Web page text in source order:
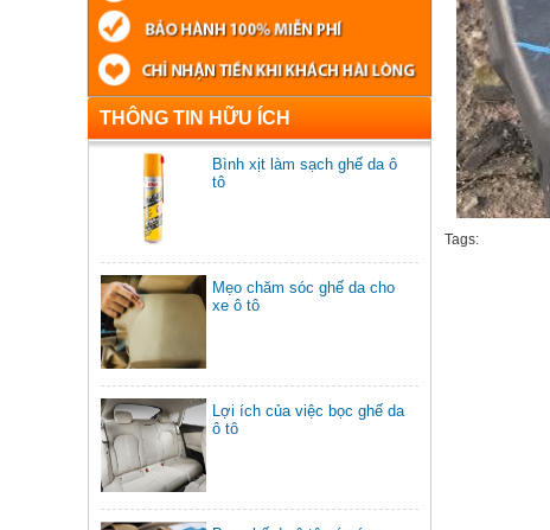
THÔNG TIN HỮU ÍCH
Bình xịt làm sạch ghế da ô
tô
Mẹo chăm sóc ghế da cho
xe ô tô
Lợi ích của việc bọc ghế da
ô tô
Tags: